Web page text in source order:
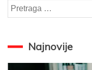
Pretraga
za:
Najnovije